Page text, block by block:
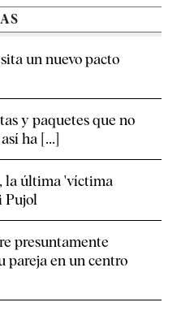
un nuevo pacto
y paquetes que no
ha [...]
la última 'víctima
Pujol
presuntamente
pareja en un centro